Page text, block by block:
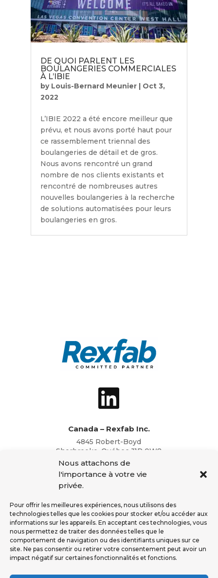
Nous attachons de
l'importance à votre vie
privée.
Pour offrir les meilleures expériences, nous utilisons des
technologies telles que les cookies pour stocker et/ou accéder aux
informations sur les appareils. En acceptant ces technologies, vous
nous permettez de traiter des données telles que le
comportement de navigation ou des identifiants uniques sur ce
site. Ne pas consentir ou retirer votre consentement peut avoir un
impact négatif sur certaines fonctionnalités et fonctions.
DE QUOI PARLENT LES
BOULANGERIES COMMERCIALES
À L’IBIE
by Louis-Bernard Meunier| Oct 3,
2022
L’IBIE 2022 a été encore meilleur que
prévu, et nous avons porté haut pour
ce rassemblement triennal des
boulangeries de détail et de gros.
Nous avons rencontré un grand
nombre de nos clients existants et
rencontré de nombreuses autres
nouvelles boulangeries à la recherche
de solutions automatisées pour leurs
boulangeries en gros.
Canada – Rexfab Inc.
4845 Robert-Boyd
Sherbrooke, Québec J1R 0W8
Toll Free: + 1 877 303-4490
info@rexfab.com
USA – Rexfab Corp.
Erlanger, Kentucky 41018
Toll Free: + 1 877 303-4490
Office: + 1 819 846-4490
info@rexfab.com